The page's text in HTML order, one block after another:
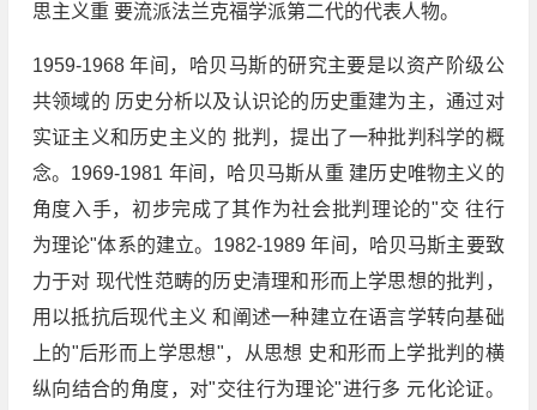
思主义重 要流派法兰克福学派第二代的代表人物。
1959-1968 年间，哈贝马斯的研究主要是以资产阶级公
共领域的 历史分析以及认识论的历史重建为主，通过对
实证主义和历史主义的 批判，提出了一种批判科学的概
念。1969-1981 年间，哈贝马斯从重 建历史唯物主义的
角度入手，初步完成了其作为社会批判理论的"交 往行
为理论"体系的建立。1982-1989 年间，哈贝马斯主要致
力于对 现代性范畴的历史清理和形而上学思想的批判，
用以抵抗后现代主义 和阐述一种建立在语言学转向基础
上的"后形而上学思想"，从思想 史和形而上学批判的横
纵向结合的角度，对"交往行为理论"进行多 元化论证。